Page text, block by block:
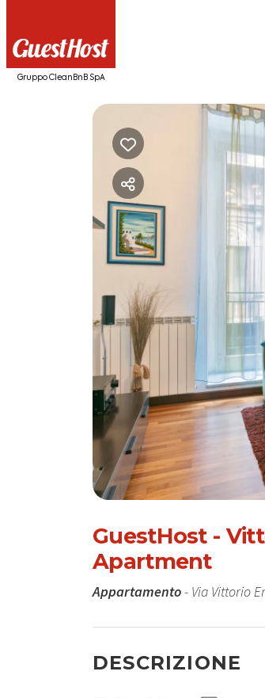
Gruppo CleanBnB SpA
GuestHost -
Apartment
Appartamento- Via Vittorio
DESCRIZIONE